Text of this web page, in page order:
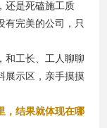
还是死磕施工质
有完美的公司，只
和工长、工人聊聊
展示区，亲手摸摸
，结果就体现在哪